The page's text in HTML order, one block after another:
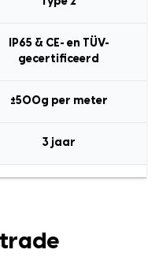
IP65 & CE- en TÜV-
gecertificeerd
±500g per meter
3 jaar